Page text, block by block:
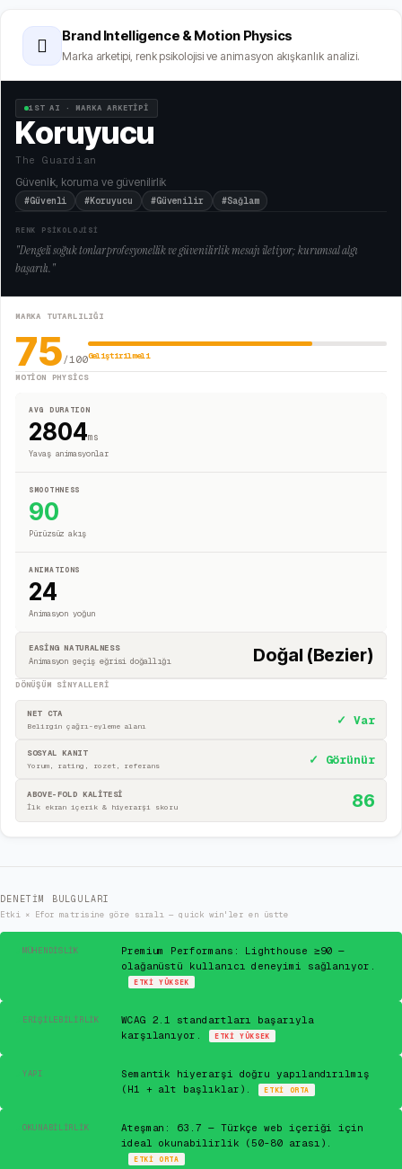
🫆 Brand Intelligence & Motion Physics
Marka arketipi, renk psikolojisi ve animasyon akışkanlık analizi.
1ST AI · MARKA ARKETİPİ
Koruyucu
The Guardian
Güvenlik, koruma ve güvenilirlik
#Güvenli #Koruyucu #Güvenilir #Sağlam
RENK PSİKOLOJİSİ
"Dengeli soğuk tonlar profesyonellik ve güvenilirlik mesajı iletiyor; kurumsal algı
başarılı."
MARKA TUTARLILIĞI
75/100Geliştirilmeli
MOTION PHYSICS
AVG DURATION
2804ms
Yavaş animasyonlar
SMOOTHNESS
90
Pürüzsüz akış
ANIMATIONS
24
Animasyon yoğun
EASING NATURALNESS
Animasyon geçiş eğrisi doğallığı
Doğal (Bezier)
DÖNÜŞÜM SINYALLERI
NET CTA
Belirgin çağrı-eyleme alanı ✓ Var
SOSYAL KANIT
Yorum, rating, rozet, referans ✓ Görünür
ABOVE-FOLD KALİTESİ
İlk ekran içerik & hiyerarşi skoru 86
DENETIM BULGULARI
Etki × Efor matrisine göre sıralı — quick win'ler en üstte
MÜHENDISLIK
Premium Performans: Lighthouse ≥90 —
olağanüstü kullanıcı deneyimi sağlanıyor.
ETKIYÜKSEK
ERIŞILEBILIRLIK
WCAG 2.1 standartları başarıyla
karşılanıyor.
ETKIYÜKSEK
YAPI
Semantik hiyerarşi doğru yapılandırılmış
(H1 + alt başlıklar).
ETKI ORTA
OKUNABILIRLIK
Ateşman: 63.7 — Türkçe web içeriği için
ideal okunabilirlik (50-80 arası).
ETKIORTA